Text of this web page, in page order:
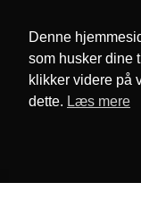
Denne
som husker dine
klikker videre på
dette. Læs mere
Email:
Cookie- og